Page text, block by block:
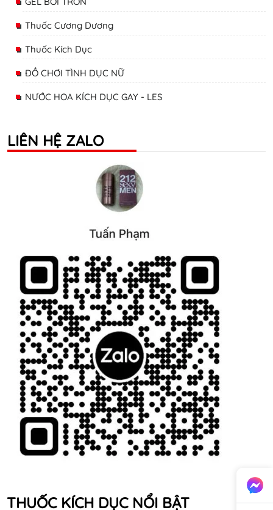
Thuốc Cương Dương
Thuốc Kích Dục
ĐỒ CHƠI TÌNH DỤC NỮ
NƯỚC HOA KÍCH DỤC GAY - LES
LIÊN HỆ ZALO
THUỐC KÍCH DỤC NỔI BẬT